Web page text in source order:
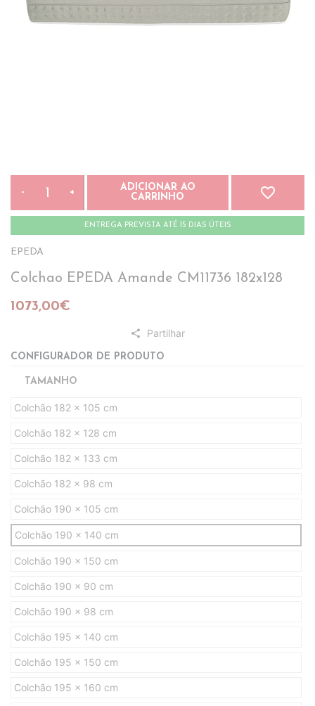
- +
ADICIONAR AO
CARRINHO
favorite_border
ENTREGA PREVISTA ATÉ 15 DIAS ÚTEIS
EPEDA
Colchao EPEDA Amande CM11736 182x128
1073,00€
share Partilhar
CONFIGURADOR DE PRODUTO
TAMANHO
Colchão 182 x 105 cm
Colchão 182 x 128 cm
Colchão 182 x 133 cm
Colchão 182 x 98 cm
Colchão 190 x 105 cm
Colchão 190 x 140 cm
Colchão 190 x 150 cm
Colchão 190 x 90 cm
Colchão 190 x 98 cm
Colchão 195 x 140 cm
Colchão 195 x 150 cm
Colchão 195 x 160 cm